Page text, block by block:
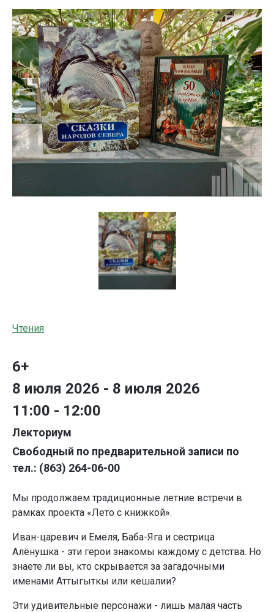
Чтения
6+
8 июля 2026 - 8 июля 2026
11:00 - 12:00
Лекториум
Свободный по предварительной записи по
тел.: (863) 264-06-00
Мы продолжаем традиционные летние встречи в
рамках проекта «Лето с книжкой».
Иван-царевич и Емеля, Баба-Яга и сестрица
Алёнушка - эти герои знакомы каждому с детства. Но
знаете ли вы, кто скрывается за загадочными
именами Аттыгыткы или кешалии?
Эти удивительные персонажи - лишь малая часть